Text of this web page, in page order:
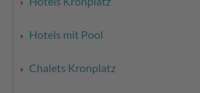
Hotels mit Pool
Chalets Kronplatz